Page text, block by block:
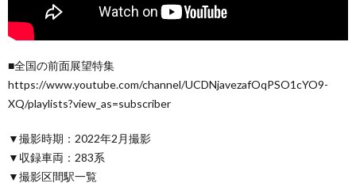
■全国の前面展望特集
https://www.youtube.com/channel/UCDNjavezafOqPSO1cYO9-
XQ/playlists?view_as=subscriber
▼撮影時期：2022年2月撮影
▼収録車両：283系
▼撮影区間駅一覧